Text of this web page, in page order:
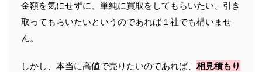
金額を気にせずに、単純に買取をしてもらいたい、引き
取ってもらいたいというのであれば１社でも構いませ
ん。
しかし、本当に高値で売りたいのであれば、 相見積もり